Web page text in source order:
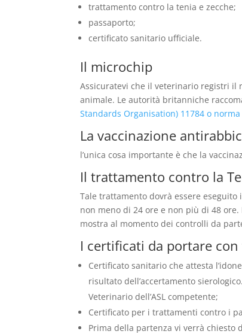
trattamento contro la tenia e zecche;
passaporto;
certificato sanitario ufficiale.
Il microchip
Assicuratevi che il veterinario registri il
animale. Le autorità britanniche
Standards Organisation) 11784 o norma
La vaccinazione
l’unica cosa importante è che la
Il trattamento contro la
Tale trattamento dovrà essere
non meno di 24 ore e non più di 48
mostra al momento dei controlli da
I certificati da portare con
Certificato sanitario che attesta
risultato dell’accertamento
Veterinario dell’ASL competente;
Certificato per i trattamenti contro i
Prima della partenza vi verrà chiesto